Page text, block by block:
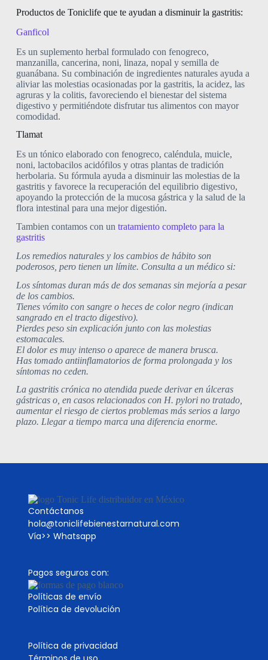
Productos de Toniclife que te ayudan a disminuir la gastritis:
Ganficol
Es un suplemento herbal formulado con fenogreco,
manzanilla, cancerina, noni, linaza, nopal y semilla de
guanábana. Su combinación de ingredientes naturales ayuda a
aliviar las molestias ocasionadas por la gastritis, la acidez, las
agruras y la colitis, favoreciendo el bienestar del sistema
digestivo y permitiéndote disfrutar tus alimentos con mayor
comodidad.
Tlamat
Es un tónico elaborado con fenogreco, caléndula, muicle,
noni, lactobacilos acidófilos y otras plantas de tradición
herbolaria. Su fórmula ayuda a disminuir las molestias de la
gastritis y favorece la recuperación del equilibrio digestivo,
apoyando la protección de la mucosa gástrica y la salud de la
flora intestinal para una mejor digestión.
Tambien contamos con un tratamiento completo para la
gastritis
Los remedios naturales y los cambios de hábito son
poderosos, pero tienen un límite. Consulta a un médico si:
Los síntomas duran más de dos semanas sin mejoría a pesar
de los cambios.
Tienes vómito con sangre o heces de color negro (indican
sangrado en el tracto digestivo).
Pierdes peso sin explicación junto con las molestias
estomacales.
El dolor es muy intenso o aparece de manera brusca.
Has tomado antiinflamatorios de forma prolongada y los
síntomas no ceden.
La gastritis crónica no atendida puede derivar en úlceras
gástricas o, en casos relacionados con H. pylori no tratado,
aumentar el riesgo de ciertos problemas más serios a largo
plazo. Llegar a tiempo marca una diferencia enorme.
Contáctanos
hola@toniclifebienestarnatural.com
Vía>> Whatsapp
Pagos seguros con:
Políticas de envío
Política de devolución
Política de privacidad